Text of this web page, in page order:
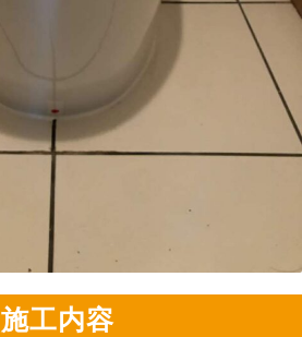
施工内容